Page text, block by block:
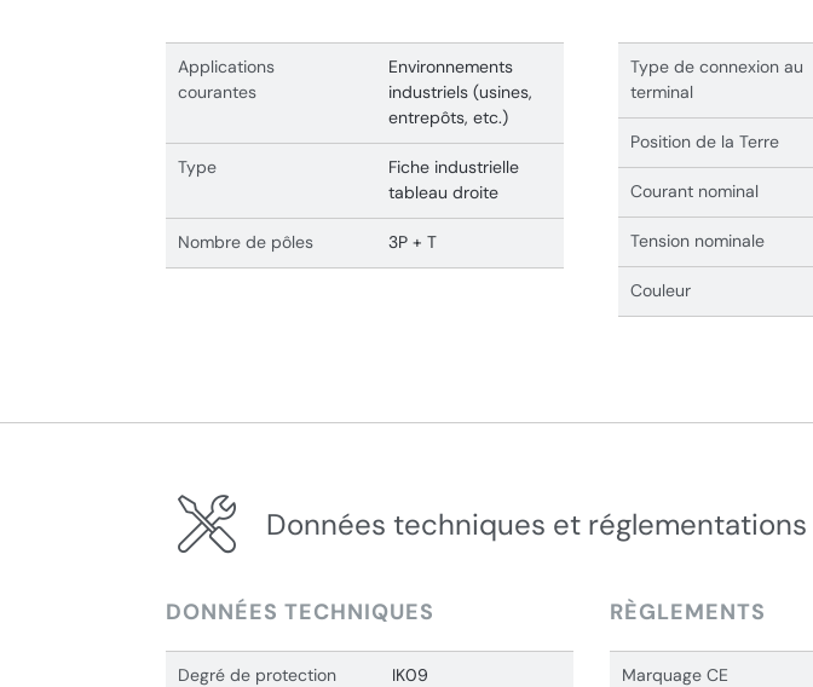
Applications
courantes
Environnements
industriels (usines,
entrepôts, etc.)
Type
Fiche industrielle
tableau droite
Nombre de pôles 3P + T
Type de connexion au
terminal
Position de la Terre
Courant nominal
Tension nominale
Couleur
Données techniques et réglementations
DONNÉES TECHNIQUES
Degré de protection
IK09
RÈGLEMENTS
Marquage CE